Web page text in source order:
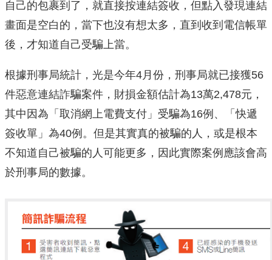
自己的包裹到了，就直接按連結簽收，但點入發現連結
畫面是空白的，當下也沒有想太多，直到收到電信帳單
後，才知道自己受騙上當。
根據刑事局統計，光是今年4月份，刑事局就已接獲56
件惡意連結詐騙案件，財損金額估計為13萬2,478元，
其中因為「取消網上電費支付」受騙為16例、「快遞
簽收單」為40例。但是其實真的被騙的人，或是根本
不知道自己被騙的人可能更多，因此實際案例應該會高
於刑事局的數據。